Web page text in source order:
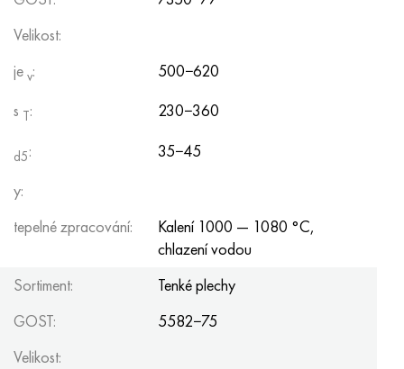
Velikost:
je v:
500−620
s T: 230−360
d5:
35−45
y:
tepelné zpracování:
Kalení 1000 — 1080 °C,
chlazení vodou
Sortiment:
Tenké plechy
GOST:
5582−75
Velikost:
Hastelloy C-276
Hastelloy x
Udimet 500
Udimet 720
40XFA, 1,7223, AISI 4142
45HN2MFA, k2425, 45hnmf
A40G, 44smn28, 1.0762, 46s20